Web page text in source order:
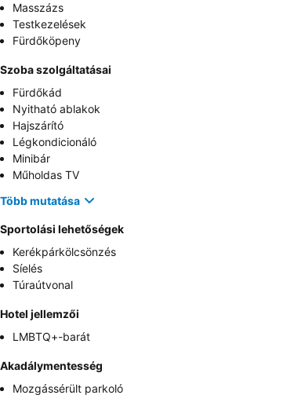
Masszázs
Testkezelések
Fürdőköpeny
Szoba szolgáltatásai
Fürdőkád
Nyitható ablakok
Hajszárító
Légkondicionáló
Minibár
Műholdas TV
Több mutatása
Sportolási lehetőségek
Kerékpárkölcsönzés
Síelés
Túraútvonal
Hotel jellemzői
LMBTQ+-barát
Akadálymentesség
Mozgássérült parkoló